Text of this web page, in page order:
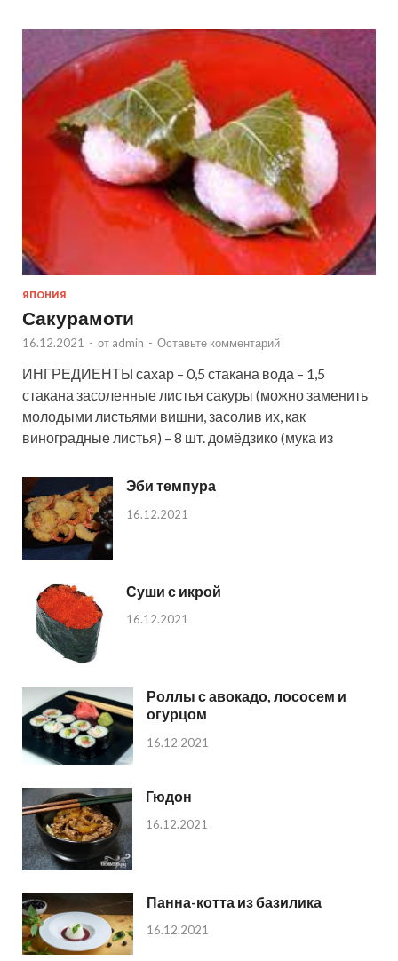
ЯПОНИЯ
Сакурамоти
16.12.2021 - от admin - Оставьте комментарий
ИНГРЕДИЕНТЫ сахар – 0,5 стакана вода – 1,5
стакана засоленные листья сакуры (можно заменить
молодыми листьями вишни, засолив их, как
виноградные листья) – 8 шт. домёдзико (мука из
Эби темпура
16.12.2021
Суши с икрой
16.12.2021
Роллы с авокадо, лососем и
огурцом
16.12.2021
Гюдон
16.12.2021
Панна-котта из базилика
16.12.2021